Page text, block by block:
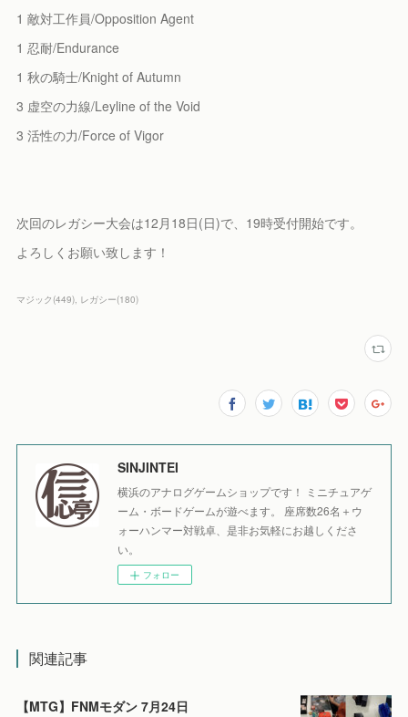
1 敵対工作員/Opposition Agent
1 忍耐/Endurance
1 秋の騎士/Knight of Autumn
3 虚空の力線/Leyline of the Void
3 活性の力/Force of Vigor
次回のレガシー大会は12月18日(日)で、19時受付開始です。
よろしくお願い致します！
マジック (449) レガシー(180)
SINJINTEI
横浜のアナログゲームショップです！ ミニチュアゲ
ーム・ボードゲームが遊べます。 座席数26名＋ウ
ォーハンマー対戦卓、是非お気軽にお越しくださ
い。
フォロー
関連記事
【MTG】FNMモダン 7月24日